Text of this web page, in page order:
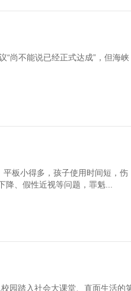
“尚不能说已经正式达成”，但海峡
平板小得多，孩子使用时间短，伤
、假性近视等问题，罪魁...
园踏入社会大课堂、直面生活的